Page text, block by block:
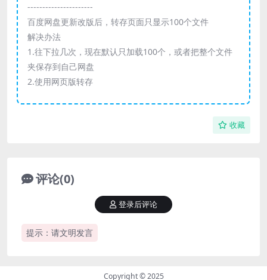
----------------------
百度网盘更新改版后，转存页面只显示100个文件
解决办法
1.往下拉几次，现在默认只加载100个，或者把整个文件
夹保存到自己网盘
2.使用网页版转存
收藏
评论(0)
提示：请文明发言
登录后评论
Copyright © 2025